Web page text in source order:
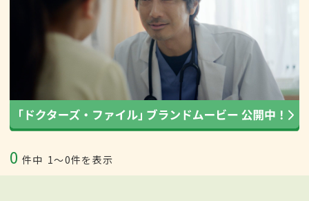
0 件中 1〜0件を表示